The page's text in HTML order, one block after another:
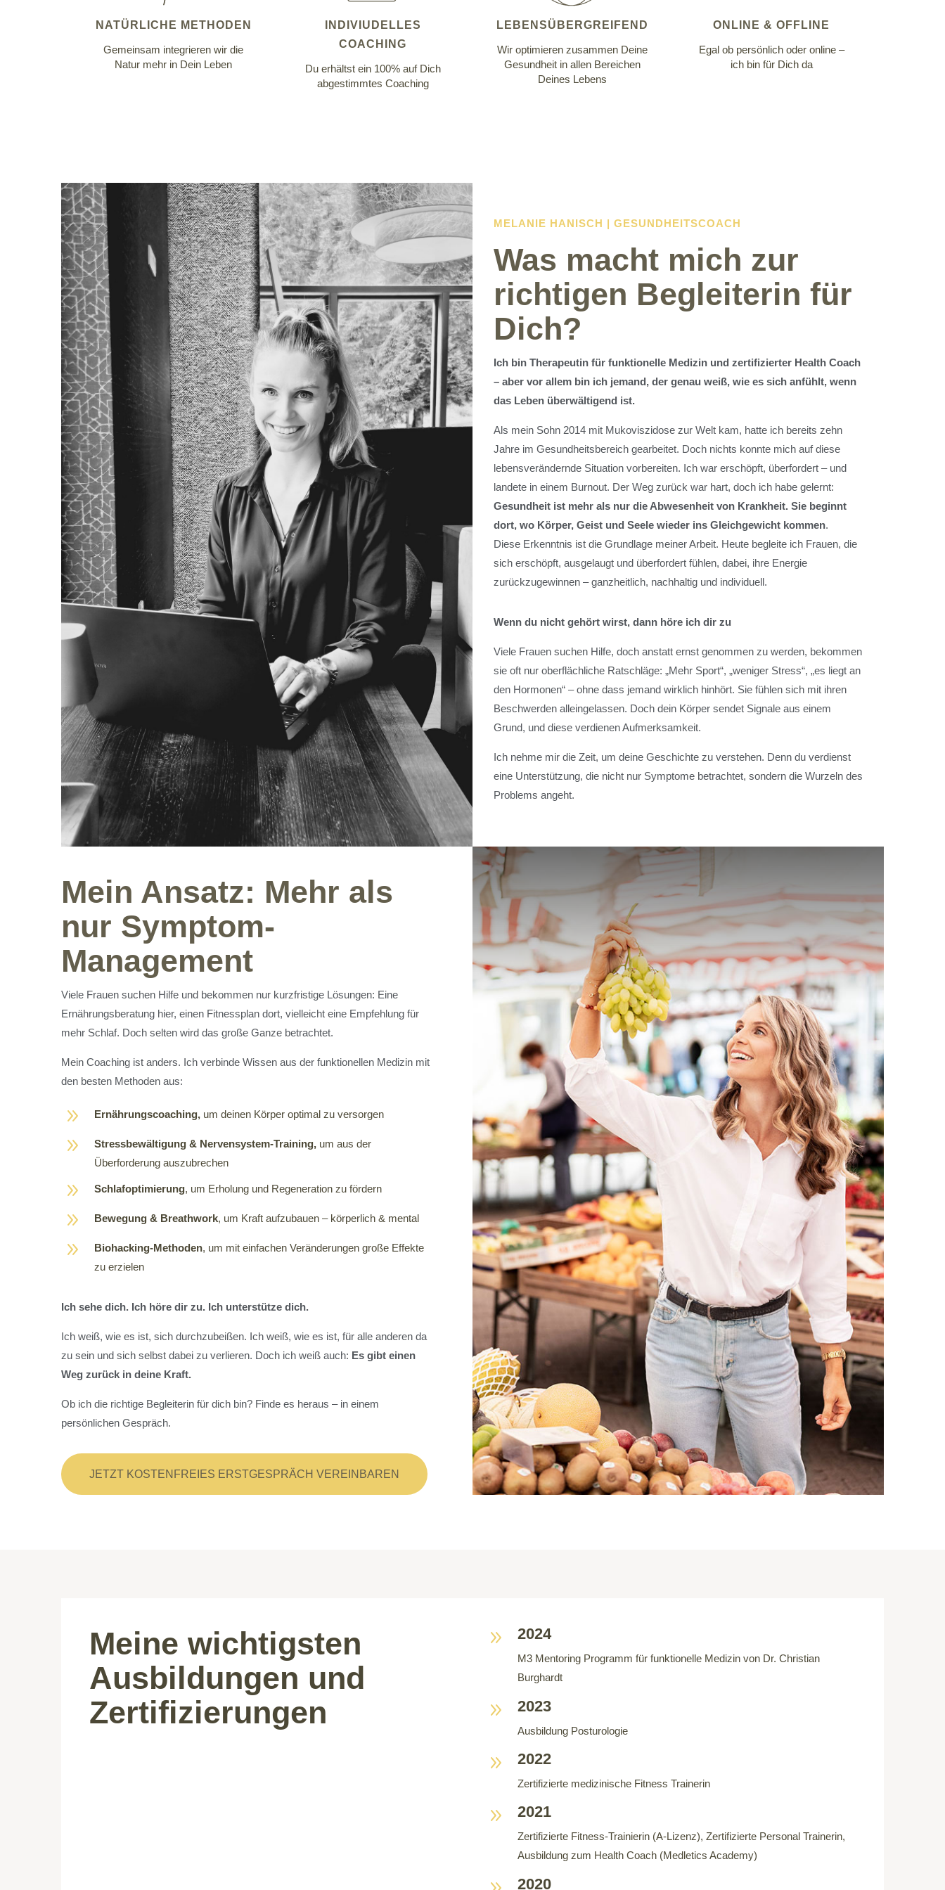
NATÜRLICHE METHODEN
Gemeinsam integrieren wir die
Natur mehr in Dein Leben
INDIVIUDELLES
COACHING
Du erhältst ein 100% auf Dich
abgestimmtes Coaching
LEBENSÜBERGREIFEND
Wir optimieren zusammen Deine
Gesundheit in allen Bereichen
Deines Lebens
ONLINE & OFFLINE
Egal ob persönlich oder online –
ich bin für Dich da
MELANIE HANISCH | GESUNDHEITSCOACH
Was macht mich zur
richtigen Begleiterin für
Dich?
Ich bin Therapeutin für funktionelle Medizin und zertifizierter Health Coach
– aber vor allem bin ich jemand, der genau weiß, wie es sich anfühlt, wenn
das Leben überwältigend ist.
Als mein Sohn 2014 mit Mukoviszidose zur Welt kam, hatte ich bereits zehn
Jahre im Gesundheitsbereich gearbeitet. Doch nichts konnte mich auf diese
lebensverändernde Situation vorbereiten. Ich war erschöpft, überfordert – und
landete in einem Burnout. Der Weg zurück war hart, doch ich habe gelernt:
Gesundheit ist mehr als nur die Abwesenheit von Krankheit. Sie beginnt
dort, wo Körper, Geist und Seele wieder ins Gleichgewicht kommen.
Diese Erkenntnis ist die Grundlage meiner Arbeit. Heute begleite ich Frauen, die
sich erschöpft, ausgelaugt und überfordert fühlen, dabei, ihre Energie
zurückzugewinnen – ganzheitlich, nachhaltig und individuell.
Wenn du nicht gehört wirst, dann höre ich dir zu
Viele Frauen suchen Hilfe, doch anstatt ernst genommen zu werden, bekommen
sie oft nur oberflächliche Ratschläge: „Mehr Sport“, „weniger Stress“, „es liegt an
den Hormonen“ – ohne dass jemand wirklich hinhört. Sie fühlen sich mit ihren
Beschwerden alleingelassen. Doch dein Körper sendet Signale aus einem
Grund, und diese verdienen Aufmerksamkeit.
Ich nehme mir die Zeit, um deine Geschichte zu verstehen. Denn du verdienst
eine Unterstützung, die nicht nur Symptome betrachtet, sondern die Wurzeln des
Problems angeht.
Mein Ansatz: Mehr als
nur Symptom-
Management
Viele Frauen suchen Hilfe und bekommen nur kurzfristige Lösungen: Eine
Ernährungsberatung hier, einen Fitnessplan dort, vielleicht eine Empfehlung für
mehr Schlaf. Doch selten wird das große Ganze betrachtet.
Mein Coaching ist anders. Ich verbinde Wissen aus der funktionellen Medizin mit
den besten Methoden aus:
9 Ernährungscoaching, um deinen Körper optimal zu versorgen
9 Stressbewältigung & Nervensystem-Training, um aus der
Überforderung auszubrechen
9 Schlafoptimierung, um Erholung und Regeneration zu fördern
9 Bewegung & Breathwork, um Kraft aufzubauen – körperlich & mental
9 Biohacking-Methoden, um mit einfachen Veränderungen große Effekte
zu erzielen
Ich sehe dich. Ich höre dir zu. Ich unterstütze dich.
Ich weiß, wie es ist, sich durchzubeißen. Ich weiß, wie es ist, für alle anderen da
zu sein und sich selbst dabei zu verlieren. Doch ich weiß auch: Es gibt einen
Weg zurück in deine Kraft.
Ob ich die richtige Begleiterin für dich bin? Finde es heraus – in einem
persönlichen Gespräch.
JETZT KOSTENFREIES ERSTGESPRÄCH VEREINBAREN
Meine wichtigsten
Ausbildungen und
Zertifizierungen
9 2024
M3 Mentoring Programm für funktionelle Medizin von Dr. Christian
Burghardt
9 2023
Ausbildung Posturologie
9 2022
Zertifizierte medizinische Fitness Trainerin
9 2021
Zertifizierte Fitness-Trainierin (A-Lizenz), Zertifizierte Personal Trainerin,
Ausbildung zum Health Coach (Medletics Academy)
2020